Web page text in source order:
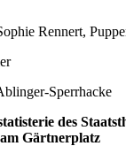
Rennert,
Sperrhacke
des
Gärtnerplatz